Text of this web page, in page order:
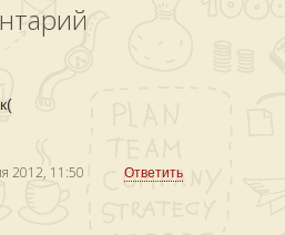
2012, 11:50 Ответить